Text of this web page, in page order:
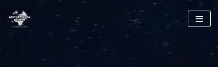
Saltar